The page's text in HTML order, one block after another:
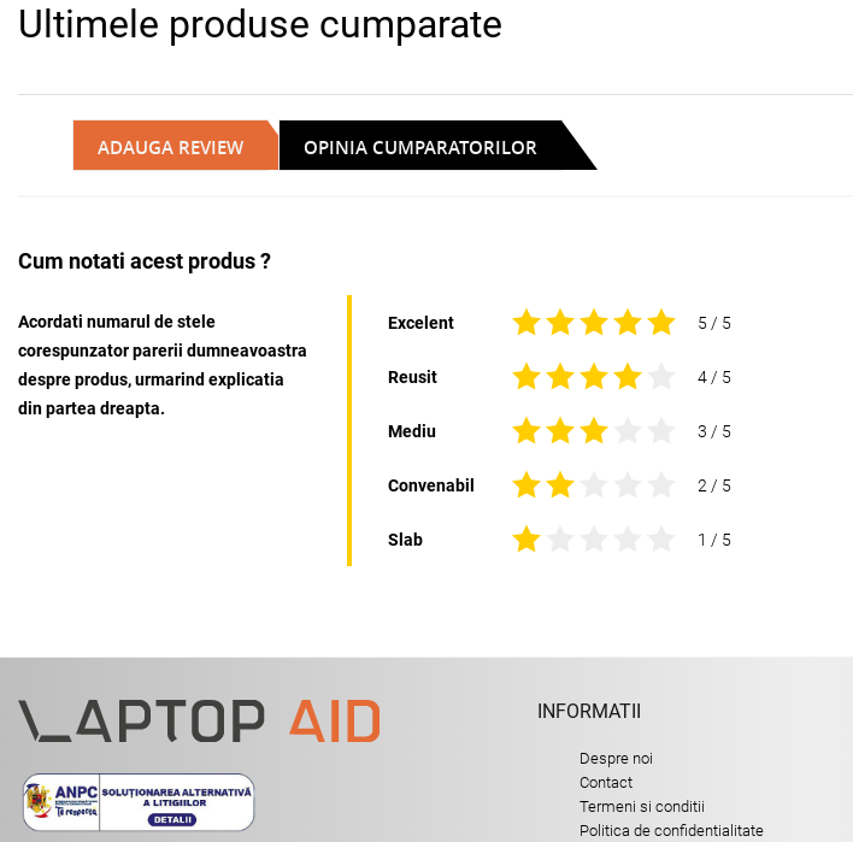
Ultimele produse cumparate
ADAUGA REVIEW OPINIA CUMPARATORILOR
Cum notati acest produs ?
Acordati numarul de stele
corespunzator parerii dumneavoastra
despre produs, urmarind explicatia
din partea dreapta.
Excelent 5 / 5
Reusit 4 / 5
Mediu 3 / 5
Convenabil 2 / 5
Slab 1 / 5
INFORMATII
Despre noi
Contact
Termeni si conditii
Politica de confidentialitate